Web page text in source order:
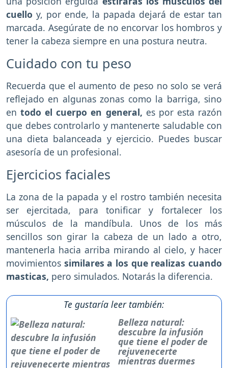
cuello y, por ende, la papada dejará de estar tan
marcada. Asegúrate de no encorvar los hombros y
tener la cabeza siempre en una postura neutra.
Cuidado con tu peso
Recuerda que el aumento de peso no solo se verá
reflejado en algunas zonas como la barriga, sino
entodo el cuerpo en general, es por esta razón
que debes controlarlo y mantenerte saludable con
una dieta balanceada y ejercicio. Puedes buscar
asesoría de un profesional.
Ejercicios faciales
La zona de la papada y el rostro también necesita
ser ejercitada, para tonificar y fortalecer los
músculos de la mandíbula. Unos de los más
sencillos son girar la cabeza de un lado a otro,
mantenerla hacia arriba mirando al cielo, y hacer
movimientos similares a los que realizas cuando
masticas, pero simulados. Notarás la diferencia.
Te gustaría leer también:
Belleza natural:
descubre la infusión
que tiene el poder de
rejuvenecerte
mientras duermes